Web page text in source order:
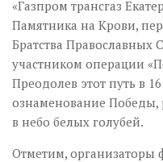
«Газпром трансгаз
Памятника на Крови,
Братства Православных
участником операции
Преодолев этот путь в
ознаменование Победы,
в небо белых голубей.
Отметим, организаторы